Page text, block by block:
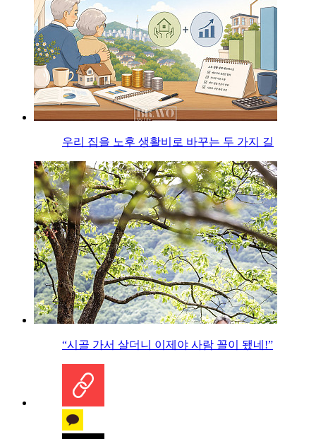
우리 집을 노후 생활비로 바꾸는 두 가지 길
“시골 가서 살더니 이제야 사람 꼴이 됐네!”